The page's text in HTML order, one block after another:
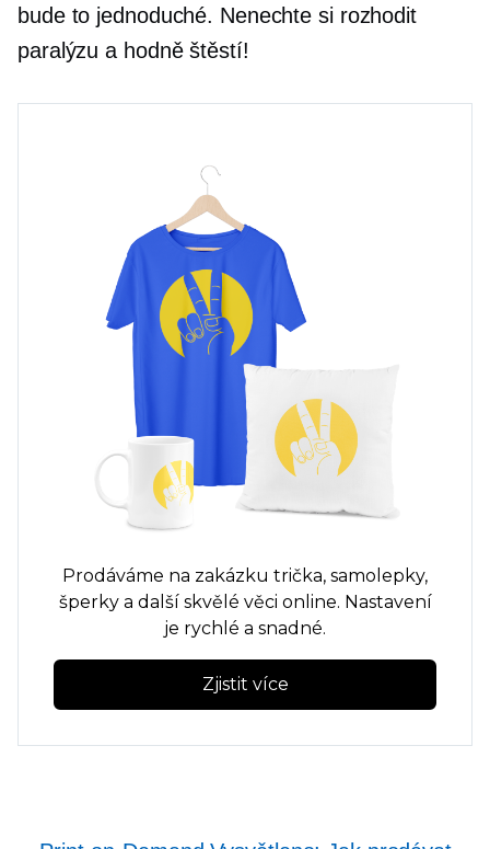
bude to jednoduché. Nenechte si rozhodit
paralýzu a hodně štěstí!
Prodáváme na zakázku trička, samolepky,
šperky a další skvělé věci online. Nastavení
je rychlé a snadné.
Zjistit více